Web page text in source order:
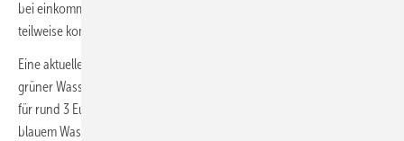
bei einkommensschwachen Haushalten die Preissteigerungen nur
teilweise kompensiert.
Eine aktuelle Studie von Aurora Energy Research erwartet sogar, das
grüner Wasserstoff schon im Jahr 2030 in einigen Ländern Europas
für rund 3 Euro/kg (9 Ct/kWh
blauem Wasserstoff erreichen kann. Aurora Energy Research hat auch